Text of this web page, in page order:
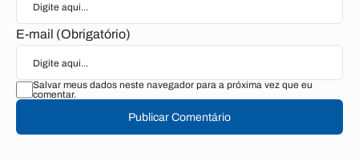
E-mail (Obrigatório)
Salvar meus dados neste navegador para a próxima vez que eu
comentar.
Publicar Comentário